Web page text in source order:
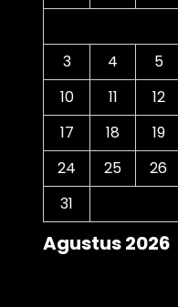
Agustus 2026
3
4 5
10
11 12
17
18 19
24
25 26
31